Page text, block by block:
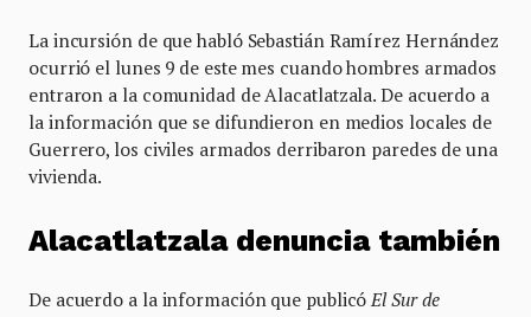
La incursión de que habló Sebastián Ramírez Hernández
ocurrió el lunes 9 de este mes cuando hombres armados
entraron a la comunidad de Alacatlatzala. De acuerdo a
la información que se difundieron en medios locales de
Guerrero, los civiles armados derribaron paredes de una
vivienda.
Alacatlatzala denuncia también
De acuerdo a la información que publicóEl Sur de